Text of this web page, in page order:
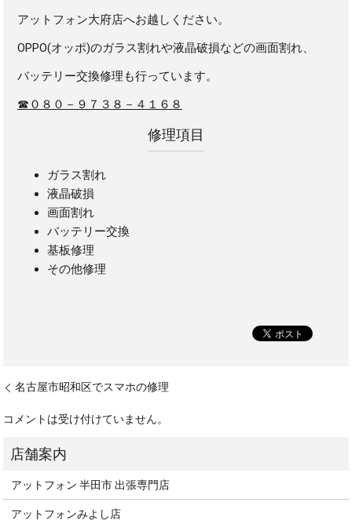
アットフォン大府店へお越しください。
OPPO(オッポ)のガラス割れや液晶破損などの画面割れ、
バッテリー交換修理も行っています。
☎０８０－９７３８－４１６８
修理項目
ガラス割れ
液晶破損
画面割れ
バッテリー交換
基板修理
その他修理
名古屋市昭和区でスマホの修理
コメントは受け付けていません。
アットフォン 半田市 出張専門店
アットフォンみよし店